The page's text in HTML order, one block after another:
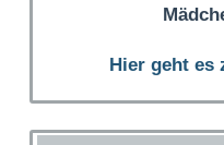
Hier geht es